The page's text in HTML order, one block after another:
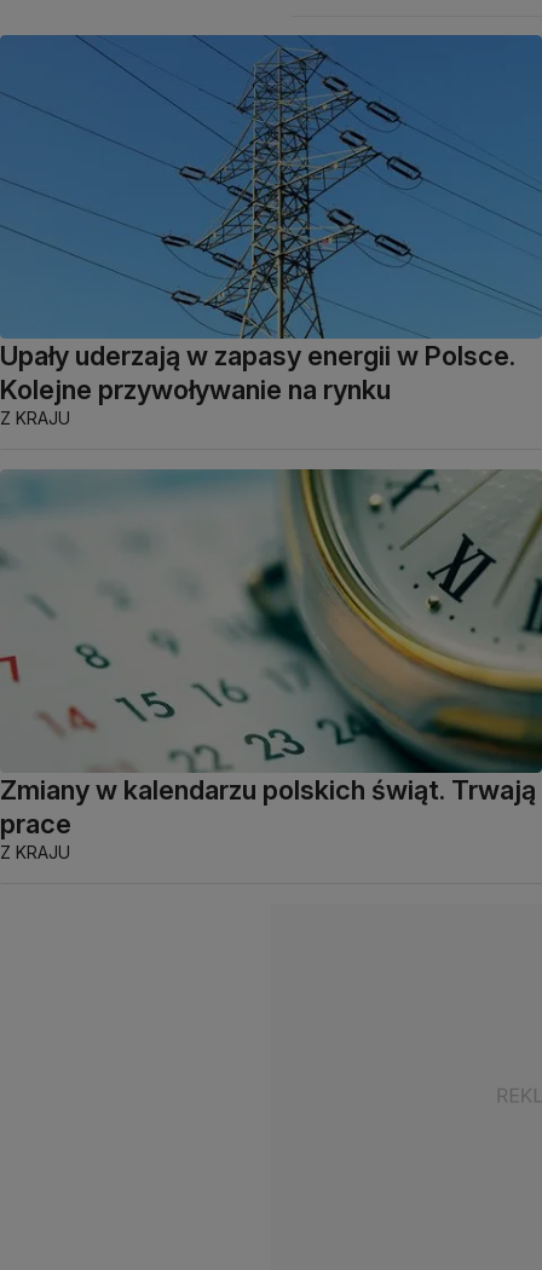
Upały uderzają w zapasy energii w Polsce.
Kolejne przywoływanie na rynku
Z KRAJU
Zmiany w kalendarzu polskich świąt. Trwają
prace
Z KRAJU